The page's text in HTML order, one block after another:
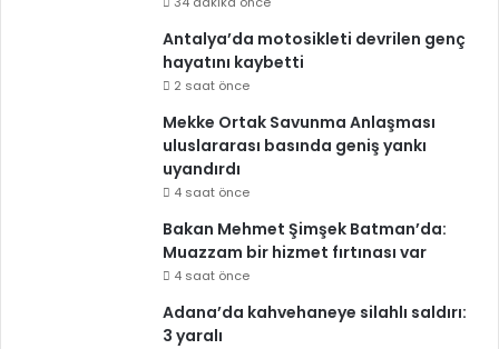
Antalya’da motosikleti devrilen genç
hayatını kaybetti
2 saat önce
Mekke Ortak Savunma Anlaşması
uluslararası basında geniş yankı
uyandırdı
4 saat önce
Bakan Mehmet Şimşek Batman’da:
Muazzam bir hizmet fırtınası var
4 saat önce
Adana’da kahvehaneye silahlı saldırı:
3 yaralı